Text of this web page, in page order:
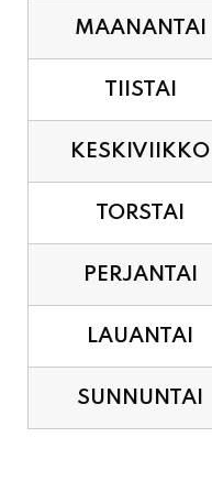
KESKIVIIKKO
TORSTAI
PERJANTAI
LAUANTAI
SUNNUNTAI